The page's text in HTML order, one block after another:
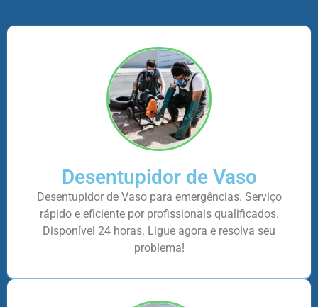
Desentupidor de Vaso
Desentupidor de Vaso para emergências. Serviço
rápido e eficiente por profissionais qualificados.
Disponível 24 horas. Ligue agora e resolva seu
problema!